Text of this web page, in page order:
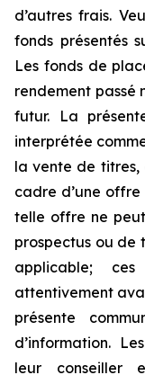
d’autres frais.
fonds présentés
Les fonds de
rendement passé
futur. La
interprétée
la vente de titres,
cadre d’une offre
telle offre ne peut
prospectus ou
applicable;
attentivement
présente
d’information.
leur conseiller